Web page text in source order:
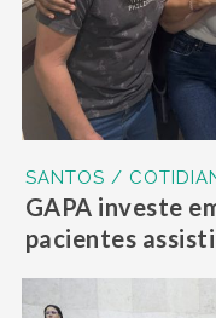
SANTOS /
GAPA investe
pacientes